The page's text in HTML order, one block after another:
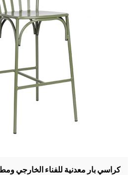
كراسي بار معدنية للفناء الخارجي